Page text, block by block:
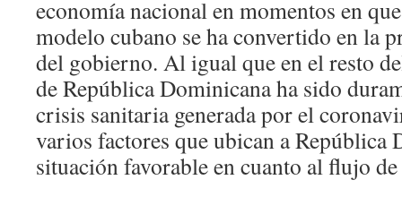
economía nacional en momentos en
modelo cubano se ha convertido en la
del gobierno. Al igual que en el resto
de República Dominicana ha sido
crisis sanitaria generada por el
varios factores que ubican a República
situación favorable en cuanto al flujo